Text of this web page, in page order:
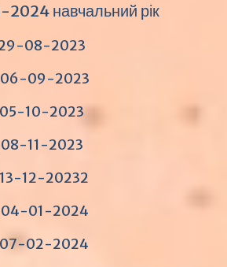
навчальний рік
29-08-2023
06-09-2023
05-10-2023
08-11-2023
13-12-20232
04-01-2024
07-02-2024